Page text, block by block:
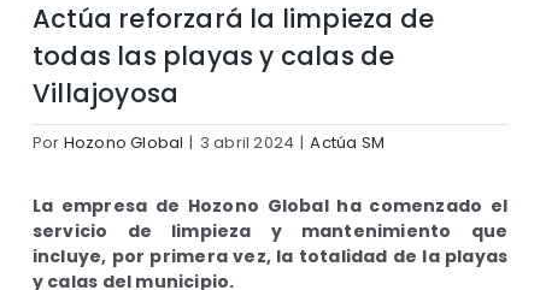
Actúa reforzará la limpieza de
todas las playas y calas de
Villajoyosa
Por Hozono Global | 3 abril 2024 | Actúa SM
La empresa de Hozono Global ha comenzado el
servicio de limpieza y mantenimiento que
incluye, por primera vez, la totalidad de la playas
y calas del municipio.